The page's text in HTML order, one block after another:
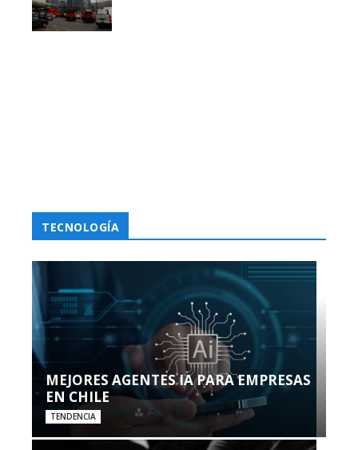
TECNOLOGÍA
MEJORES AGENTES IA PARA EMPRESAS
EN CHILE
TENDENCIA